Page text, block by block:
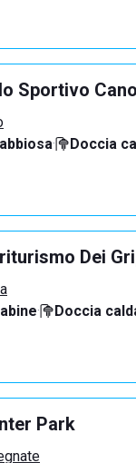
Sportivo
· Doccia
Dei
· Doccia
Park